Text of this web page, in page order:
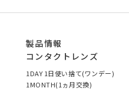
製品情報
コンタクトレンズ
1DAY 1日使い捨て(ワンデー)
1MONTH(1ヵ月交換)